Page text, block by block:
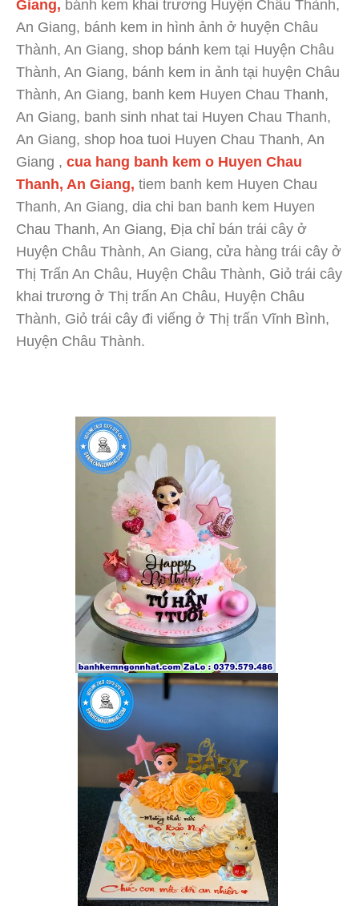
Giang, bánh kem khai trương Huyện Châu Thành,
An Giang, bánh kem in hình ảnh ở huyện Châu
Thành, An Giang, shop bánh kem tại Huyện Châu
Thành, An Giang, bánh kem in ảnh tại huyện Châu
Thành, An Giang, banh kem Huyen Chau Thanh,
An Giang, banh sinh nhat tai Huyen Chau Thanh,
An Giang, shop hoa tuoi Huyen Chau Thanh, An
Giang , cua hang banh kem o Huyen Chau
Thanh, An Giang, tiem banh kem Huyen Chau
Thanh, An Giang, dia chi ban banh kem Huyen
Chau Thanh, An Giang, Địa chỉ bán trái cây ở
Huyện Châu Thành, An Giang, cửa hàng trái cây ở
Thị Trấn An Châu, Huyện Châu Thành, Giỏ trái cây
khai trương ở Thị trấn An Châu, Huyện Châu
Thành, Giỏ trái cây đi viếng ở Thị trấn Vĩnh Bình,
Huyện Châu Thành.